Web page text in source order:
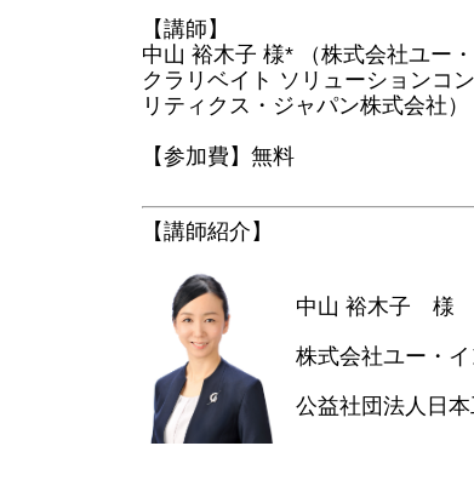
【講師】
中山 裕木子 様* （株式会社ユー
クラリベイト ソリューションコ
リティクス・ジャパン株式会社）
【参加費】無料
【講師紹介】
中山 裕木子 様
株式会社ユー・
公益社団法人日